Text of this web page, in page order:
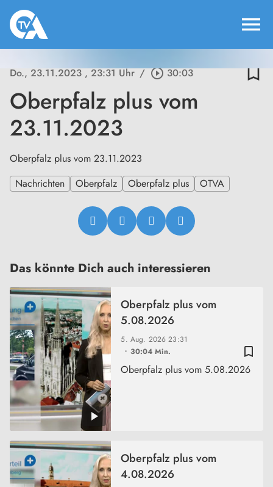
menu
Do., 23.11.2023, 23:31 Uhr / play_circle_outline30:03 bookmark_border
Oberpfalz plus vom
23.11.2023
Oberpfalz plus vom 23.11.2023
Nachrichten
Oberpfalz Oberpfalz plus OTVA
Das könnte Dich auch interessieren
bookmark_border
5. Aug. 202623:31
30:04 Min.
Oberpfalz plus vom
5.08.2026
Oberpfalz plus vom 5.08.2026
Oberpfalz plus vom
4.08.2026